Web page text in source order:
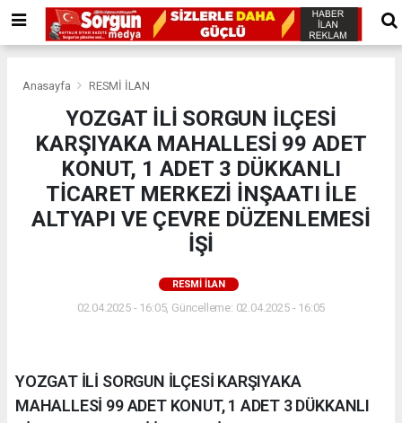
Anasayfa RESMİ İLAN
YOZGAT İLİ SORGUN İLÇESİ
KARŞIYAKA MAHALLESİ 99 ADET
KONUT, 1 ADET 3 DÜKKANLI
TİCARET MERKEZİ İNŞAATI İLE
ALTYAPI VE ÇEVRE DÜZENLEMESİ
İŞİ
RESMİ İLAN
02.04.2025 - 16:05, Güncelleme: 02.04.2025 - 16:05
YOZGAT İLİ SORGUN İLÇESİ KARŞIYAKA
MAHALLESİ 99 ADET KONUT, 1 ADET 3 DÜKKANLI